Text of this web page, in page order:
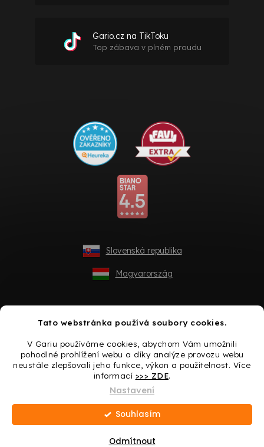
Tato webstránka používá soubory cookies.
V Gariu používáme cookies, abychom Vám umožnili
pohodlné prohlížení webu a díky analýze provozu webu
neustále zlepšovali jeho funkce, výkon a použitelnost. Více
informací >>> ZDE.
Nastavení
Odmítnout
Souhlasím
Dárek ke každému nákupu -> Udělejte si radost ještě
Gario.cz na TikToku
Top zábava v plném proudu
Slovenská republika
Magyarország
Vytvořil Shoptet
Copyright 2026Gario.cz. Všechna práva vyhrazena.Upravit
nastavení cookies